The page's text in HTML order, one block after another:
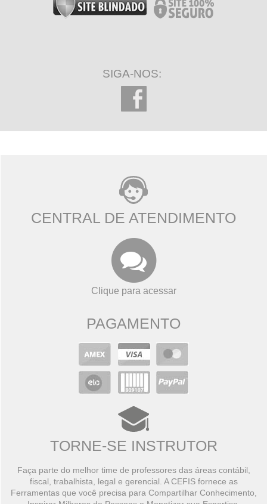
SIGA-NOS:
CENTRAL DE ATENDIMENTO
Clique para acessar
PAGAMENTO
TORNE-SE INSTRUTOR
Faça parte do melhor time de professores das áreas contábil,
fiscal, trabalhista, legal e gerencial. A CEFIS fornece as
Ferramentas que você precisa para Compartilhar Conhecimento,